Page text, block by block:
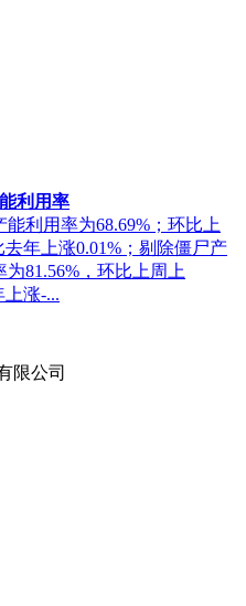
利用率
能利用率为68.69%；环比上
去年上涨0.01%；剔除僵尸产
81.56%，环比上周上
上涨-...
限公司